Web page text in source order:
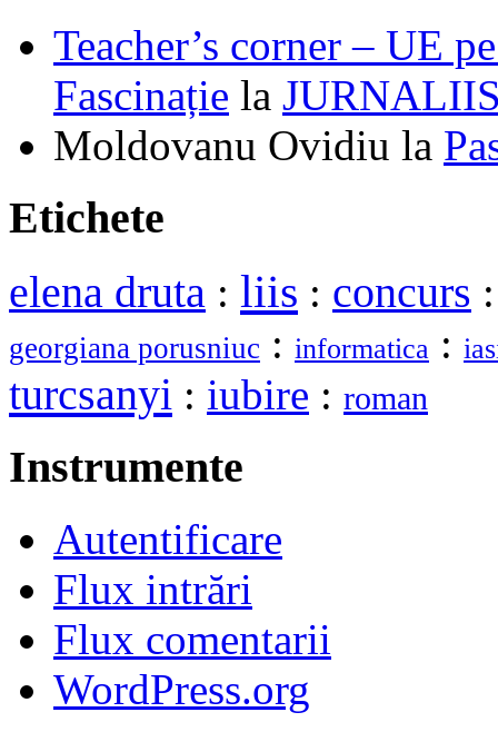
Teacher’s corner – UE
Fascinație la
Moldovanu Ovidiu la
Etichete
elena druta : liis : concurs
georgiana porusniuc : informatica :
turcsanyi : iubire : roman
Instrumente
Autentificare
Flux intrări
Flux comentarii
WordPress.org